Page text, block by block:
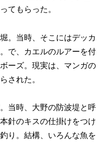
てもらった。
。当時、そこにはデッカ
で、カエルのルアーを付
ーズ。現実は、マンガの
された。
当時、大野の防波堤と呼
針のキスの仕掛けをつけ
り。結構、いろんな魚を